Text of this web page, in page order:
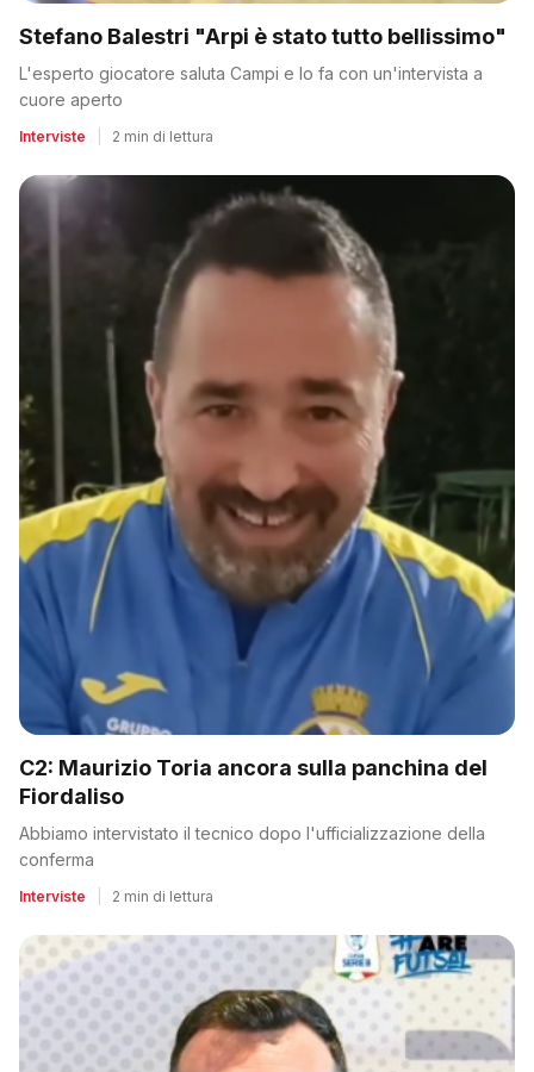
Stefano Balestri "Arpi è stato tutto bellissimo"
L'esperto giocatore saluta Campi e lo fa con un'intervista a
cuore aperto
Interviste 2 min di lettura
C2: Maurizio Toria ancora sulla panchina del
Fiordaliso
Abbiamo intervistato il tecnico dopo l'ufficializzazione della
conferma
Interviste 2 min di lettura